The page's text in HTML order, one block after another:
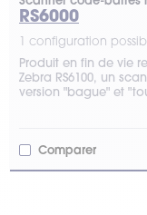
RS6000
1 configuration
Produit en fin de vie
Zebra RS6100, un
version "bague" et
Comparer